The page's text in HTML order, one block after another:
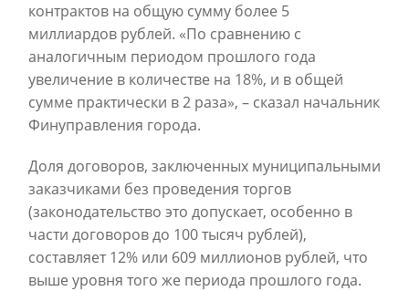
контрактов на общую сумму более 5
миллиардов рублей. «По сравнению с
аналогичным периодом прошлого года
увеличение в количестве на 18%, и в общей
сумме практически в 2 раза», – сказал начальник
Финуправления города.
Доля договоров, заключенных муниципальными
заказчиками без проведения торгов
(законодательство это допускает, особенно в
части договоров до 100 тысяч рублей),
составляет 12% или 609 миллионов рублей, что
выше уровня того же периода прошлого года.